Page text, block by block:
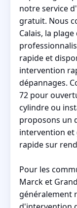
notre service
gratuit. Nous
Calais, la
rapide et
intervention
dépannages.
72 pour
cylindre ou
proposons un
intervention et
rapide sur
Pour les
Marck et
généralement